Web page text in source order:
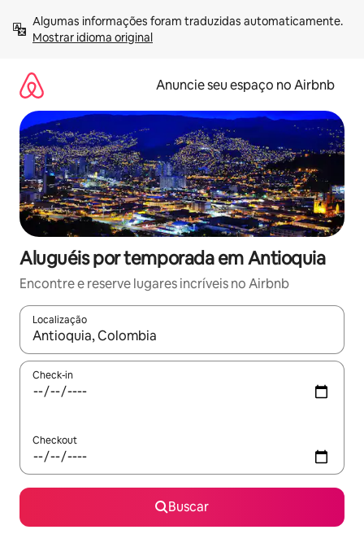
para
Mostrar idioma original
Anuncie seu espaço no Airbnb
Aluguéis por temporada em Antioquia
Encontre e reserve lugares incríveis no Airbnb
Localização
Quando os resultados estiverem disponíveis, explore-os
Check-in
Checkout
Buscar